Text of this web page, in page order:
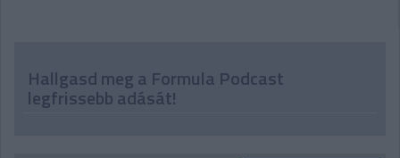
Hallgasd meg a Formula Podcast
legfrissebb adását!